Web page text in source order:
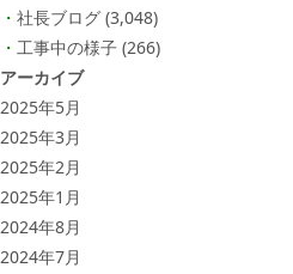
社長ブログ (3,048)
工事中の様子 (266)
アーカイブ
2025年5月
2025年3月
2025年2月
2025年1月
2024年8月
2024年7月